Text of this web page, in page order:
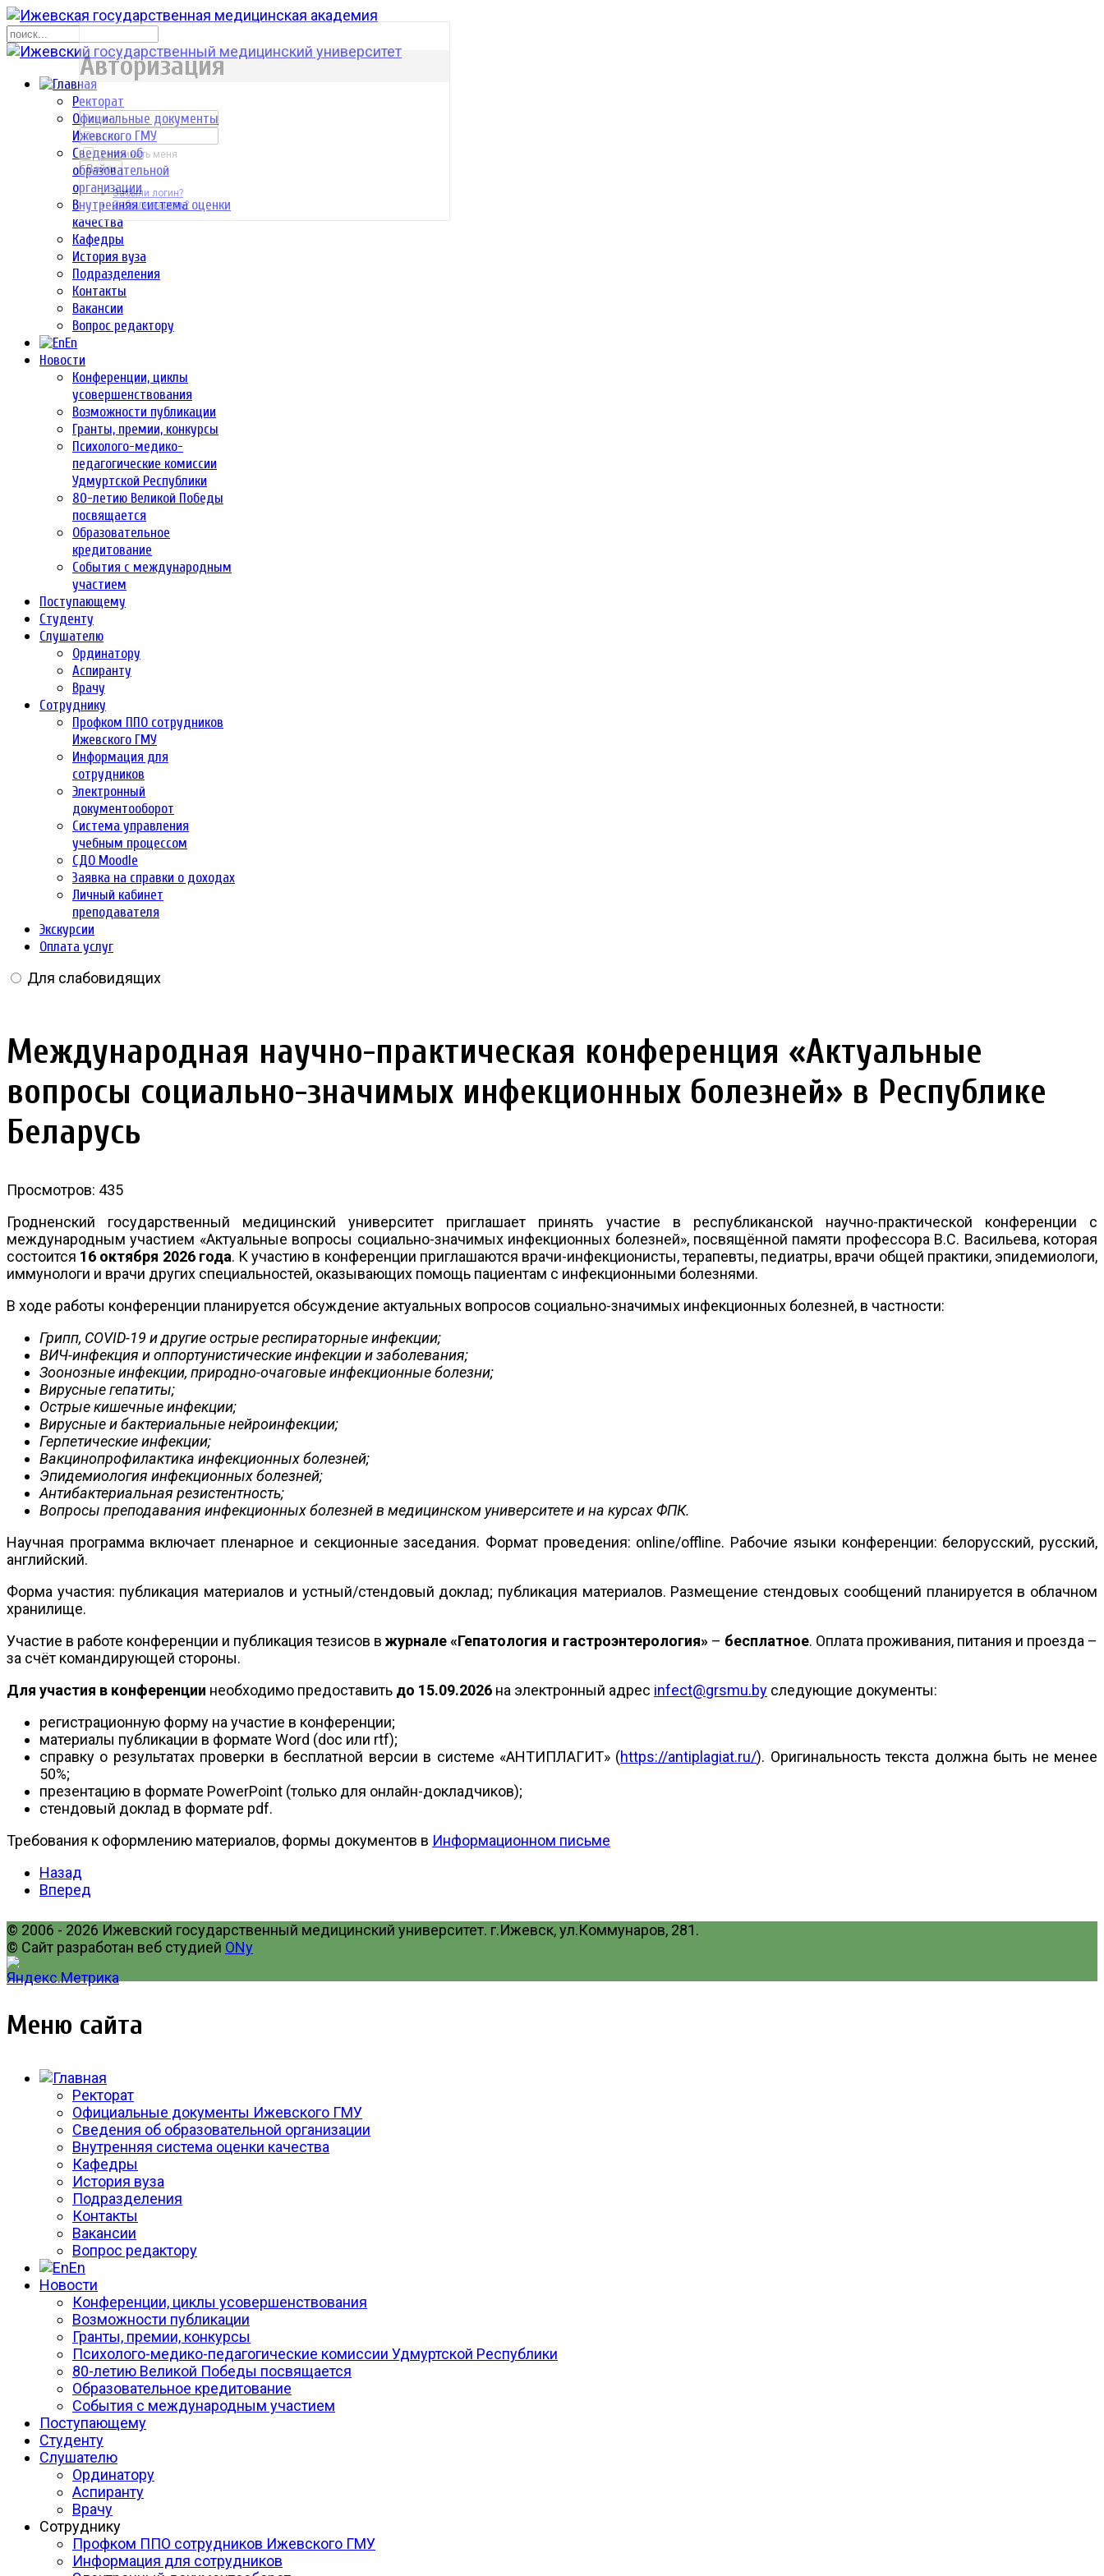
Ректорат
Официальные документы
Ижевского ГМУ
Сведения об
образовательной
организации
Внутренняя система оценки
качества
Кафедры
История вуза
Подразделения
Контакты
Вакансии
Вопрос редактору
En
Новости
Конференции, циклы
усовершенствования
Возможности публикации
Гранты, премии, конкурсы
Психолого-медико-
педагогические комиссии
Удмуртской Республики
80-летию Великой Победы
посвящается
Образовательное
кредитование
События с международным
участием
Поступающему
Студенту
Слушателю
Ординатору
Аспиранту
Врачу
Сотруднику
Профком ППО сотрудников
Ижевского ГМУ
Информация для
сотрудников
Электронный
документооборот
Система управления
учебным процессом
СДО Moodle
Заявка на справки о доходах
Личный кабинет
преподавателя
Экскурсии
Оплата услуг
Для слабовидящих
Международная научно-практическая конференция «Актуальные
вопросы социально-значимых инфекционных болезней» в Республике
Беларусь
Просмотров: 435
Гродненский государственный медицинский университет приглашает принять участие в республиканской научно-практической конференции с
международным участием «Актуальные вопросы социально-значимых инфекционных болезней», посвящённой памяти профессора В.С. Васильева, которая
состоится 16 октября 2026 года. К участию в конференции приглашаются врачи-инфекционисты, терапевты, педиатры, врачи общей практики, эпидемиологи,
иммунологи и врачи других специальностей, оказывающих помощь пациентам с инфекционными болезнями.
В ходе работы конференции планируется обсуждение актуальных вопросов социально-значимых инфекционных болезней, в частности:
Грипп, СOVID-19 и другие острые респираторные инфекции;
ВИЧ-инфекция и оппортунистические инфекции и заболевания;
Зоонозные инфекции, природно-очаговые инфекционные болезни;
Вирусные гепатиты;
Острые кишечные инфекции;
Вирусные и бактериальные нейроинфекции;
Герпетические инфекции;
Вакцинопрофилактика инфекционных болезней;
Эпидемиология инфекционных болезней;
Антибактериальная резистентность;
Вопросы преподавания инфекционных болезней в медицинском университете и на курсах ФПК.
Научная программа включает пленарное и секционные заседания. Формат проведения: online/offline. Рабочие языки конференции: белорусский, русский,
английский.
Форма участия: публикация материалов и устный/стендовый доклад; публикация материалов. Размещение стендовых сообщений планируется в облачном
хранилище.
Участие в работе конференции и публикация тезисов вжурнале «Гепатология и гастроэнтерология»– бесплатное. Оплата проживания, питания и проезда –
за счёт командирующей стороны.
Для участия в конференции необходимо предоставить до 15.09.2026 на электронный адрес infect@grsmu.by следующие документы:
регистрационную форму на участие в конференции;
материалы публикации в формате Word (doc или rtf);
справку о результатах проверки в бесплатной версии в системе «АНТИПЛАГИТ» (https://antiplagiat.ru/). Оригинальность текста должна быть не менее
50%;
презентацию в формате PowerPoint (только для онлайн-докладчиков);
стендовый доклад в формате pdf.
Требования к оформлению материалов, формы документов в Информационном письме
Назад
Вперед
© 2006 - 2026 Ижевский государственный медицинский университет. г.Ижевск, ул.Коммунаров, 281.
© Сайт разработан веб студией ONy
р
Авторизация
Запомнить меня
Войти
Забыли логин?
Забыли пароль?
Меню сайта
Ректорат
Официальные документы Ижевского ГМУ
Сведения об образовательной организации
Внутренняя система оценки качества
Кафедры
История вуза
Подразделения
Контакты
Вакансии
Вопрос редактору
En
Новости
Конференции, циклы усовершенствования
Возможности публикации
Гранты, премии, конкурсы
Психолого-медико-педагогические комиссии Удмуртской Республики
80-летию Великой Победы посвящается
Образовательное кредитование
События с международным участием
Поступающему
Студенту
Слушателю
Ординатору
Аспиранту
Врачу
Сотруднику
Профком ППО сотрудников Ижевского ГМУ
Информация для сотрудников